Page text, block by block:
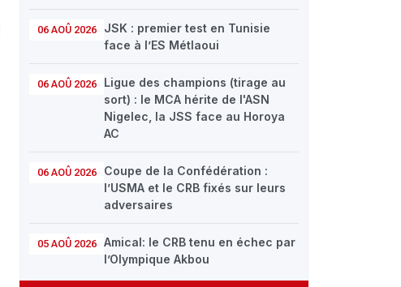
06 AOÛ 2026
JSK : premier test en Tunisie
face à l’ES Métlaoui
06 AOÛ 2026
Ligue des champions (tirage au
sort) : le MCA hérite de l'ASN
Nigelec, la JSS face au Horoya
AC
06 AOÛ 2026
Coupe de la Confédération :
l’USMA et le CRB fixés sur leurs
adversaires
05 AOÛ 2026
Amical: le CRB tenu en échec par
l’Olympique Akbou